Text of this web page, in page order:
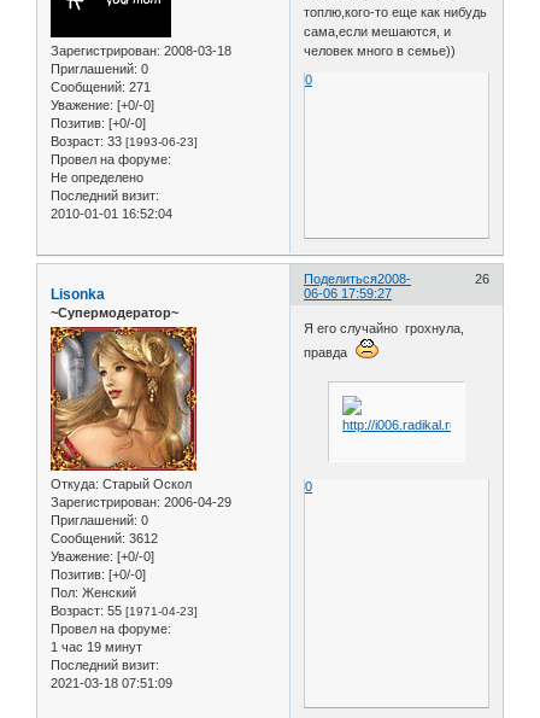
Зарегистрирован: 2008-03-18
Приглашений: 0
Сообщений: 271
Уважение: [+0/-0]
Позитив: [+0/-0]
Возраст: 33 [1993-06-23]
Провел на форуме:
Не определено
Последний визит:
2010-01-01 16:52:04
топлю,кого-то еще как нибудь
сама,если мешаются, и
человек много в семье))
0
Поделиться 26
2008-
06-06 17:59:27
Lisonka
~Супермодератор~
Откуда: Старый Оскол
Зарегистрирован: 2006-04-29
Приглашений: 0
Сообщений: 3612
Уважение: [+0/-0]
Позитив: [+0/-0]
Пол: Женский
Возраст: 55 [1971-04-23]
Провел на форуме:
1 час 19 минут
Последний визит:
2021-03-18 07:51:09
Я его случайно грохнула,
правда
0